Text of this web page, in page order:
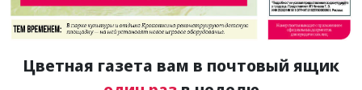
Цветная газета вам в почтовый ящик